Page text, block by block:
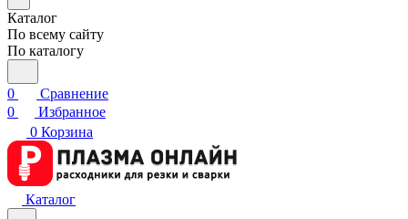
Каталог
По всему сайту
По каталогу
0
Сравнение
0
Избранное
0 Корзина
Каталог